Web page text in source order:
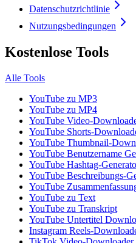
Datenschutzrichtlinie
Nutzungsbedingungen
Kostenlose Tools
Alle Tools
YouTube zu MP3
YouTube zu MP4
YouTube Video-
YouTube Shorts-
YouTube Thumbnail-
YouTube Benutzername
YouTube Hashtag-
YouTube Beschreibungs-
YouTube
YouTube zu Text
YouTube zu Transkript
YouTube Untertitel
Instagram Reels-